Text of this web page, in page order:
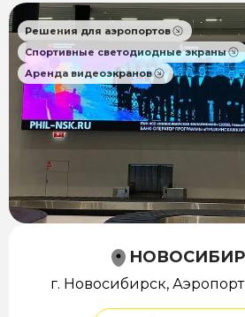
Решения для аэропортов
Спортивные светодиодные экраны
Аренда видеоэкранов
г. Новосибирск,